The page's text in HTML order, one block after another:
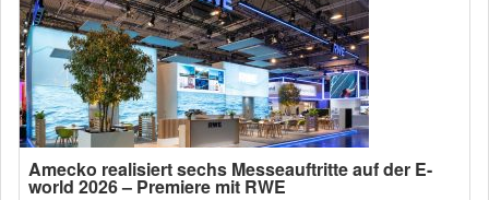
Amecko realisiert sechs Messeauftritte auf der E-
world 2026 – Premiere mit RWE